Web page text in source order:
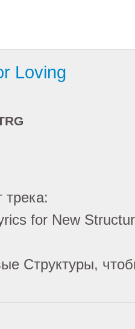
Loving
трека:
for New
Структуры,